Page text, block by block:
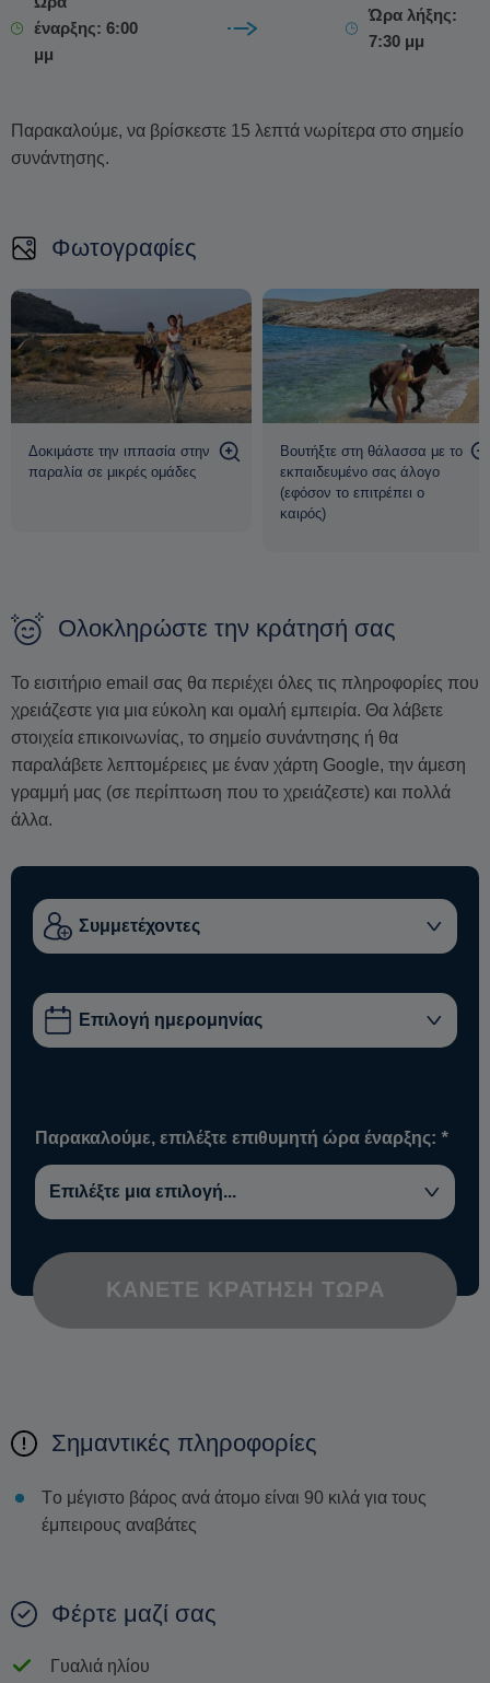
Η ευημερία των αλογων είναι ύψιστη προτεραιότητα,
εξασφαλίζοντας ότι κάθε διαδρομή δεν είναι μόνο μια
έναρξης: 6:00
μμ
Ώρα λήξης:
7:30 μμ
Παρακαλούμε, να βρίσκεστε 15 λεπτά νωρίτερα στο σημείο
συνάντησης.
Φωτογραφίες
Δοκιμάστε την ιππασία στην
παραλία σε μικρές ομάδες
Βουτήξτε στη θάλασσα με το
εκπαιδευμένο σας άλογο
(εφόσον το επιτρέπει ο
καιρός)
Ολοκληρώστε την κράτησή σας
Το εισιτήριο email σας θα περιέχει όλες τις πληροφορίες που
χρειάζεστε για μια εύκολη και ομαλή εμπειρία. Θα λάβετε
στοιχεία επικοινωνίας, το σημείο συνάντησης ή θα
παραλάβετε λεπτομέρειες με έναν χάρτη Google, την άμεση
γραμμή μας (σε περίπτωση που το χρειάζεστε) και πολλά
άλλα.
Παρακαλούμε, επιλέξτε επιθυμητή ώρα έναρξης: *
ΚΆΝΕΤΕ ΚΡΆΤΗΣΗ ΤΏΡΑ
Σημαντικές πληροφορίες
Tο μέγιστο βάρος ανά άτομο είναι 90 κιλά για τους
έμπειρους αναβάτες
Φέρτε μαζί σας
Γυαλιά ηλίου